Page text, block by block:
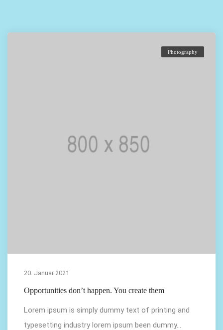
Photography
20. Januar 2021
Opportunities don’t happen. You create them
Lorem ipsum is simply dummy text of printing and
typesetting industry lorem ipsum been dummy...